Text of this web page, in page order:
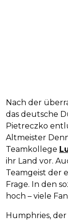
Nach der
das deutsche
Pietreczko
Altmeister
Teamkollege
ihr Land vor.
Teamgeist der
Frage. In den
hoch – viele
Humphries,